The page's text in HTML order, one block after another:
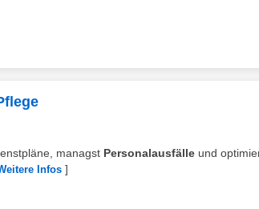
managst Personalausfälle und
Infos ]